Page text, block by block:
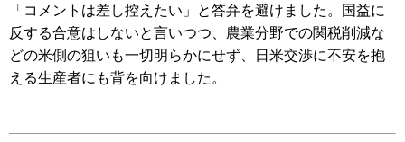
「コメントは差し控えたい」と答弁を避けました。国益に
反する合意はしないと言いつつ、農業分野での関税削減な
どの米側の狙いも一切明らかにせず、日米交渉に不安を抱
える生産者にも背を向けました。